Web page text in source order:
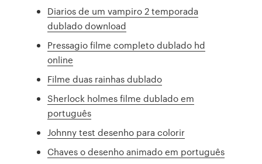
Diarios de um vampiro 2 temporada
dublado download
Pressagio filme completo dublado hd
online
Filme duas rainhas dublado
Sherlock holmes filme dublado em
português
Johnny test desenho para colorir
Chaves o desenho animado em português